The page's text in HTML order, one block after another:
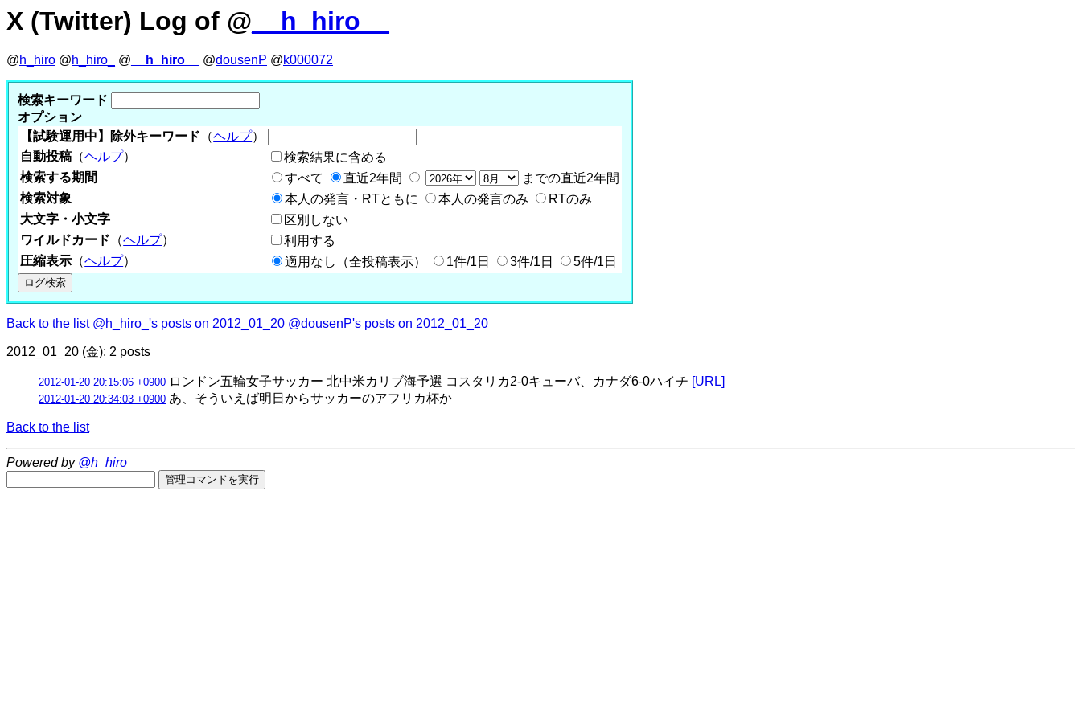
X (Twitter) Log of @ __h_hiro__
@h_hiro @h_hiro_ @ __h_hiro__ @dousenP @k000072
検索キーワード
オプション
【試験運用中】除外キーワード （ヘルプ）
自動投稿 （ヘルプ）
検索結果に含める
検索する期間
すべて 直近2年間
までの直近2年間
検索対象
本人の発言・RTともに 本人の発言のみ
RTのみ
大文字・小文字
区別しない
ワイルドカード （ヘルプ）
利用する
圧縮表示 （ヘルプ） 適用なし（全投稿表示） 1件/1日 3件/1日 5件/1日
Back to the list @h_hiro_'s posts on 2012_01_20 @dousenP's posts on 2012_01_20
2012_01_20 (金): 2 posts
2012-01-20 20:15:06 +0900 ロンドン五輪女子サッカー 北中米カリブ海予選 コスタリカ2-0キューバ、カナダ6-0ハイチ [URL]
2012-01-20 20:34:03 +0900 あ、そういえば明日からサッカーのアフリカ杯か
Back to the list
Powered by @h_hiro_